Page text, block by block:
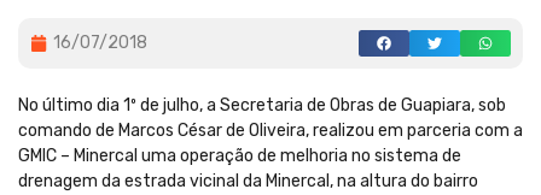
16/07/2018
No último dia 1º de julho, a Secretaria de Obras de Guapiara, sob
comando de Marcos César de Oliveira, realizou em parceria com a
GMIC – Minercal uma operação de melhoria no sistema de
drenagem da estrada vicinal da Minercal, na altura do bairro